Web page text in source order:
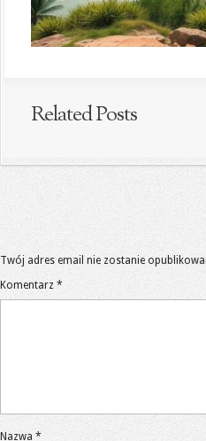
Related Posts
Twój adres email nie zostanie
Komentarz *
Nazwa *